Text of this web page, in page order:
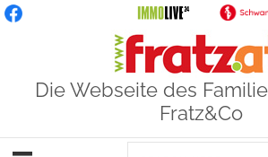
Die Webseite des
Fratz&Co